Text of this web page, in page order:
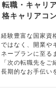
転職・キャリ
格キャリアコ
経験豊富な国家資
ではなく、開業や
ネープランに至る
「次の転職先をご
長期的なお手伝い